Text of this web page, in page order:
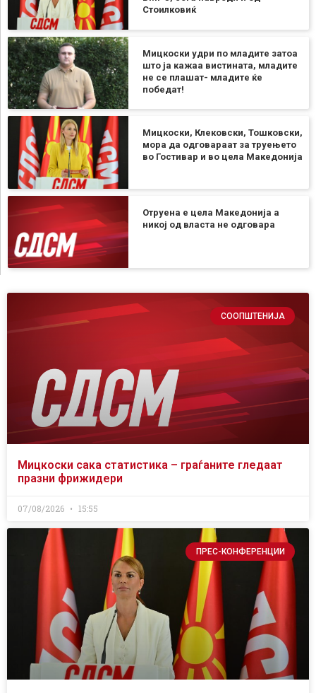
Стоилковиќ
Мицкоски удри по младите затоа
што ја кажаа вистината, младите
не се плашат- младите ќе
победат!
Мицкоски, Клековски, Тошковски,
мора да одговараат за труењето
во Гостивар и во цела Македонија
Отруена е цела Македонија а
никој од власта не одговара
СООПШТЕНИЈА
Мицкоски сака статистика – граѓаните гледаат
празни фрижидери
07/08/2026 15:55
ПРЕС-КОНФЕРЕНЦИИ